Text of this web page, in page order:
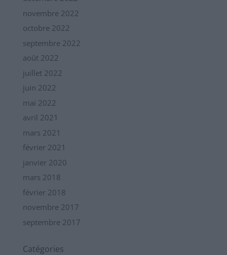
novembre 2022
octobre 2022
septembre 2022
août 2022
juillet 2022
juin 2022
mai 2022
avril 2021
mars 2021
février 2021
janvier 2020
mars 2018
février 2018
novembre 2017
septembre 2017
Catégories